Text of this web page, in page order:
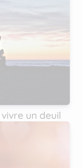
un deuil